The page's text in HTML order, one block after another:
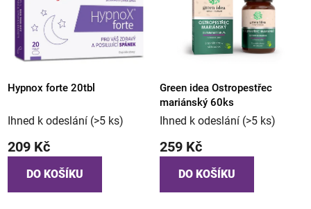
Hypnox forte 20tbl
Ihned k odeslání (>5 ks)
209 Kč
DO KOŠÍKU
Green idea Ostropestřec
mariánský 60ks
Ihned k odeslání (>5 ks)
259 Kč
DO KOŠÍKU